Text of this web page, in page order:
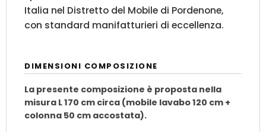
Italia nel Distretto del Mobile di Pordenone,
con standard manifatturieri di eccellenza.
DIMENSIONI COMPOSIZIONE
La presente composizione è proposta nella
misura L 170 cm circa (mobile lavabo 120 cm +
colonna 50 cm accostata).